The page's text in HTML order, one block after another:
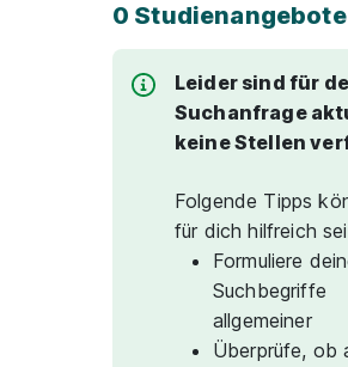
0 Studienangebote
Leider sind für
Suchanfrage
keine Stellen
Folgende Tipps
für dich hilfreich
Formuliere
Suchbegriffe
allgemeiner
Überprüfe, ob